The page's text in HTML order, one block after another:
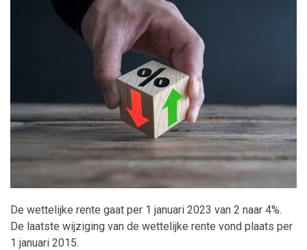
De wettelijke rente gaat per 1 januari 2023 van 2 naar 4%.
De laatste wijziging van de wettelijke rente vond plaats per
1 januari 2015.